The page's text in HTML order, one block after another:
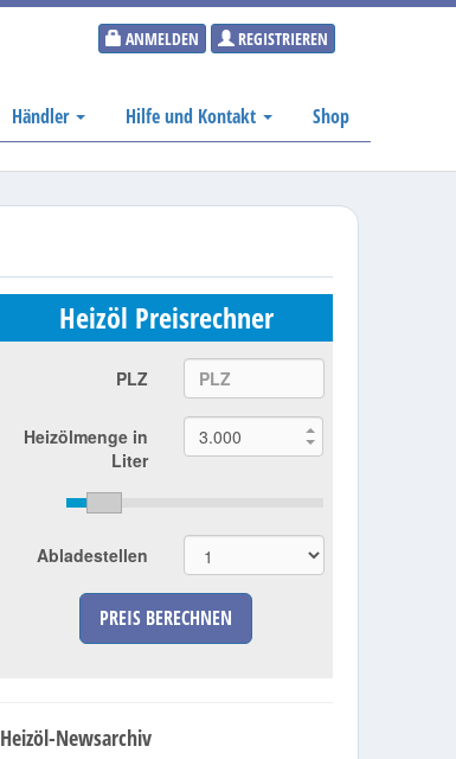
ANMELDEN REGISTRIEREN
Händler Hilfe und Kontakt Shop
Heizöl Preisrechner
PLZ
Heizölmenge in
Liter
Abladestellen
PREIS BERECHNEN
Heizöl-Newsarchiv